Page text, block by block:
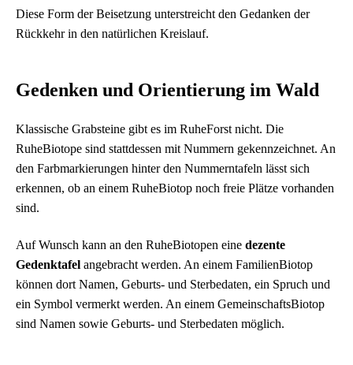
Diese Form der Beisetzung unterstreicht den Gedanken der
Rückkehr in den natürlichen Kreislauf.
Gedenken und Orientierung im Wald
Klassische Grabsteine gibt es im RuheForst nicht. Die
RuheBiotope sind stattdessen mit Nummern gekennzeichnet. An
den Farbmarkierungen hinter den Nummerntafeln lässt sich
erkennen, ob an einem RuheBiotop noch freie Plätze vorhanden
sind.
Auf Wunsch kann an den RuheBiotopen eine dezente
Gedenktafel angebracht werden. An einem FamilienBiotop
können dort Namen, Geburts- und Sterbedaten, ein Spruch und
ein Symbol vermerkt werden. An einem GemeinschaftsBiotop
sind Namen sowie Geburts- und Sterbedaten möglich.